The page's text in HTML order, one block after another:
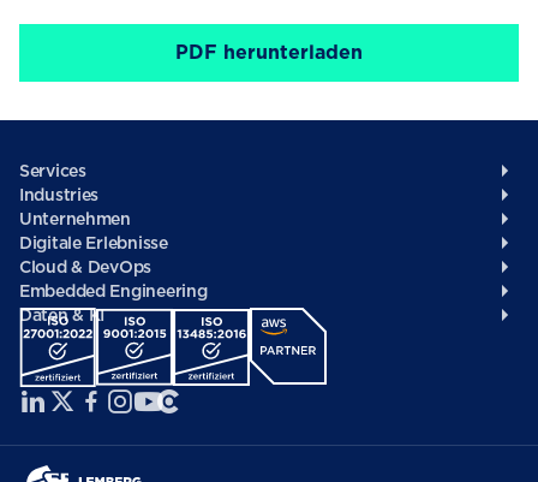
Footer
/
German
Services
Industries
Unternehmen
Digitale Erlebnisse
Cloud & DevOps
Embedded Engineering
Daten & KI
Social